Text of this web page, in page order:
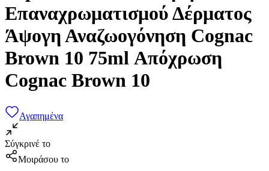
Επαναχρωματισμού Δέρματος
Άψογη Αναζωογόνηση Cognac
Brown 10 75ml Απόχρωση
Cognac Brown 10
Αγαπημένα
Σύγκρινέ το
Μοιράσου το